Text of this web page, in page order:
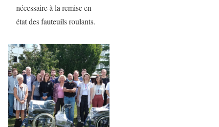
nécessaire à la remise en
état des fauteuils roulants.